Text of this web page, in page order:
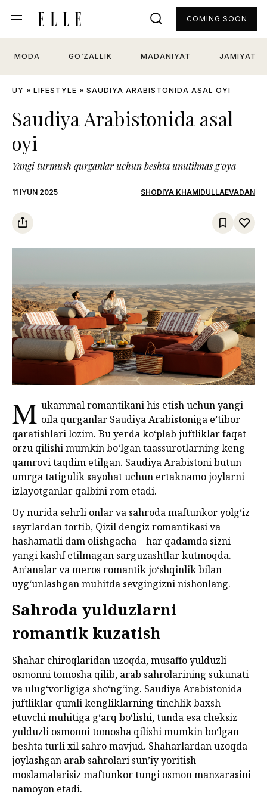
MODA GO‘ZALLIK MADANIYAT JAMIYAT
COMING SOON
UY » LIFESTYLE » SAUDIYA ARABISTONIDA ASAL OYI
Saudiya Arabistonida asal
oyi
Yangi turmush qurganlar uchun beshta unutilmas g‘oya
11 IYUN 2025 SHODIYA KHAMIDULLAEVADAN
M ukammal romantikani his etish uchun yangi
oila qurganlar Saudiya Arabistoniga e’tibor
qaratishlari lozim. Bu yerda ko‘plab juftliklar faqat
orzu qilishi mumkin bo‘lgan taassurotlarning keng
qamrovi taqdim etilgan. Saudiya Arabistoni butun
umrga tatigulik sayohat uchun ertaknamo joylarni
izlayotganlar qalbini rom etadi.
Oy nurida sehrli onlar va sahroda maftunkor yolg‘iz
sayrlardan tortib, Qizil dengiz romantikasi va
hashamatli dam olishgacha – har qadamda sizni
yangi kashf etilmagan sarguzashtlar kutmoqda.
An’analar va meros romantik jo‘shqinlik bilan
uyg‘unlashgan muhitda sevgingizni nishonlang.
Sahroda yulduzlarni
romantik kuzatish
Shahar chiroqlaridan uzoqda, musaffo yulduzli
osmonni tomosha qilib, arab sahrolarining sukunati
va ulug‘vorligiga sho‘ng‘ing. Saudiya Arabistonida
juftliklar qumli kengliklarning tinchlik baxsh
etuvchi muhitiga g‘arq bo‘lishi, tunda esa cheksiz
yulduzli osmonni tomosha qilishi mumkin bo‘lgan
beshta turli xil sahro mavjud. Shaharlardan uzoqda
joylashgan arab sahrolari sun’iy yoritish
moslamalarisiz maftunkor tungi osmon manzarasini
namoyon etadi.